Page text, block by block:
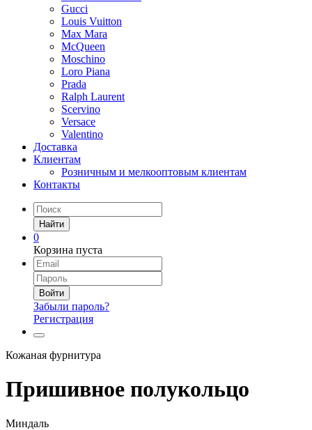
Gucci
Louis Vuitton
Max Mara
McQueen
Moschino
Loro Piana
Prada
Ralph Laurent
Scervino
Versace
Valentino
Доставка
Клиентам
Розничным и мелкооптовым клиентам
Контакты
Найти
0
Корзина пуста
Войти
Забыли пароль?
Регистрация
Кожаная фурнитура
Пришивное полукольцо
Миндаль